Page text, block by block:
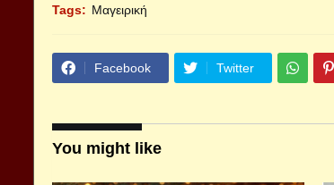
Tags: Μαγειρική
Facebook Twitter
You might like